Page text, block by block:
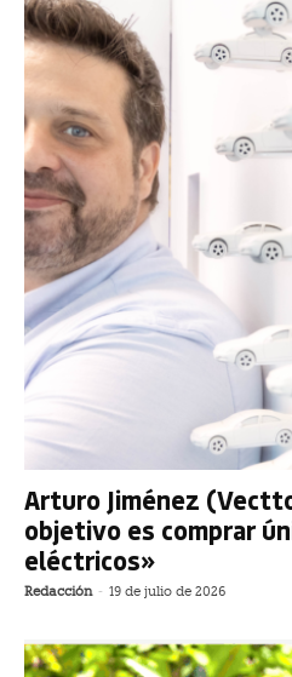
Arturo Jiménez
objetivo es comprar
eléctricos»
Redacción - 19 de julio de 2026